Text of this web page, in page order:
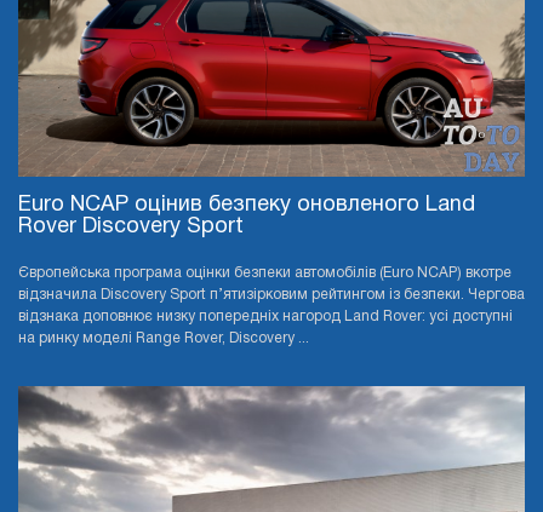
Euro NCAP оцінив безпеку оновленого Land
Rover Discovery Sport
Європейська програма оцінки безпеки автомобілів (Euro NCAP) вкотре
відзначила Discovery Sport п’ятизірковим рейтингом із безпеки. Чергова
відзнака доповнює низку попередніх нагород Land Rover: усі доступні
на ринку моделі Range Rover, Discovery ...